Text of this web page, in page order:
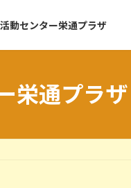
動センター栄通プラザ
栄通プラザ